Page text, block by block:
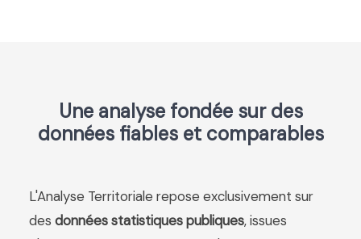
Une analyse fondée sur des
données fiables et comparables
L'Analyse Territoriale repose exclusivement sur
des données statistiques publiques, issues